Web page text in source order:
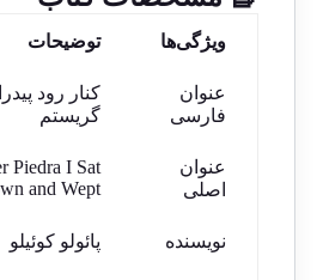
ویژگی‌ها توضیحات
عنوان
فارسی
کنار رود
گریستم
عنوان
اصلی
Piedra I Sat
and Wept
نویسنده پائولو کوئیلو